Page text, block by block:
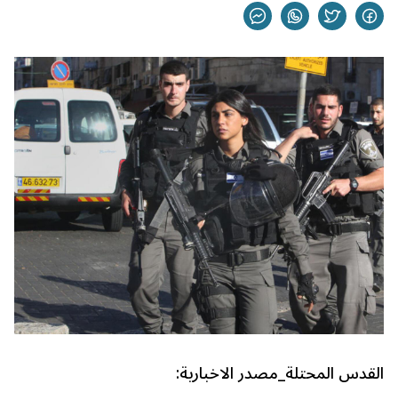
القدس المحتلة_مصدر الاخبارية: